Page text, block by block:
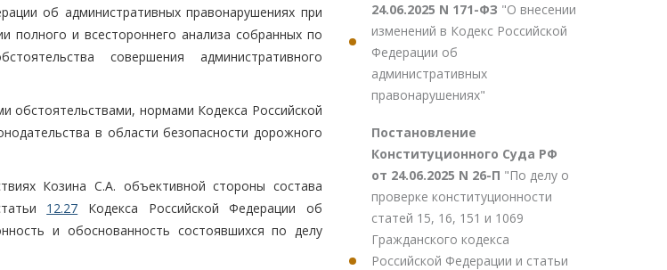
об административных правонарушениях при
полного и всестороннего анализа собранных по
совершения административного
обстоятельствами, нормами Кодекса Российской
в области безопасности дорожного
Козина С.А. объективной стороны состава
12.27 Кодекса Российской Федерации об
и обоснованность состоявшихся по делу
24.06.2025 N 171-ФЗ "О внесении
изменений в Кодекс Российской
Федерации об
административных
правонарушениях"
Постановление
Конституционного Суда РФ
от 24.06.2025 N 26-П "По делу о
проверке конституционности
статей 15, 16, 151 и 1069
Гражданского кодекса
Российской Федерации и статьи